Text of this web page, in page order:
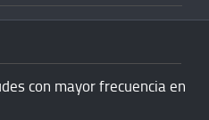
con mayor frecuencia en